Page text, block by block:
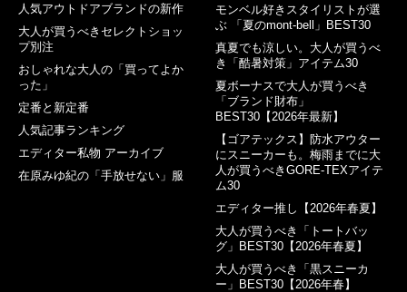
人気アウトドアブランドの新作
大人が買うべきセレクトショッ
プ別注
おしゃれな大人の「買ってよか
った」
定番と新定番
人気記事ランキング
エディター私物 アーカイブ
在原みゆ紀の「手放せない」服
モンベル好きスタイリストが選
ぶ 「夏のmont-bell」BEST30
真夏でも涼しい。大人が買うべ
き「酷暑対策」アイテム30
夏ボーナスで大人が買うべき
「ブランド財布」
BEST30【2026年最新】
【ゴアテックス】防水アウター
にスニーカーも。梅雨までに大
人が買うべきGORE-TEXアイテ
ム30
エディター推し【2026年春夏】
大人が買うべき「トートバッ
グ」BEST30【2026年春夏】
大人が買うべき「黒スニーカ
ー」BEST30【2026年春】